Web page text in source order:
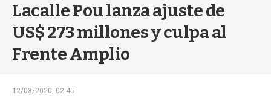
Lacalle Pou lanza ajuste de
US$ 273 millones y culpa al
Frente Amplio
12/03/2020, 02:45